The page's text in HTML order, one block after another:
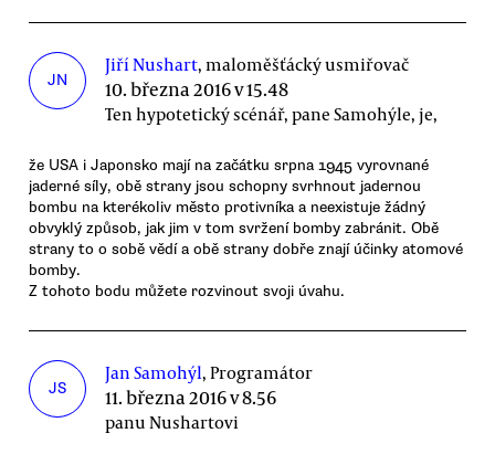
JN
Jiří Nushart, maloměšťácký usmiřovač
10. března 2016 v 15.48
Ten hypotetický scénář, pane Samohýle, je,
že USA i Japonsko mají na začátku srpna 1945 vyrovnané
jaderné síly, obě strany jsou schopny svrhnout jadernou
bombu na kterékoliv město protivníka a neexistuje žádný
obvyklý způsob, jak jim v tom svržení bomby zabránit. Obě
strany to o sobě vědí a obě strany dobře znají účinky atomové
bomby.
Z tohoto bodu můžete rozvinout svoji úvahu.
JS
Jan Samohýl, Programátor
11. března 2016 v 8.56
panu Nushartovi